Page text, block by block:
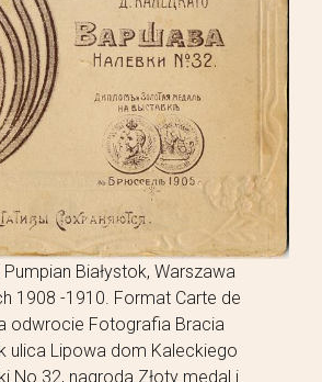
Białystok, Warszawa
1908 -1910. Format Carte de
odwrocie Fotografia Bracia
ulica Lipowa dom Kaleckiego
No 32, nagroda Złoty medal i